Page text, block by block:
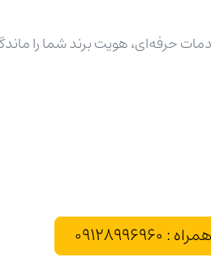
حرفه‌ای، هویت برند شما را